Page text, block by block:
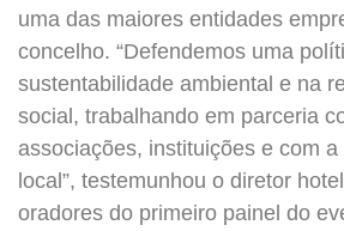
uma das maiores entidades
concelho. “Defendemos uma
sustentabilidade ambiental e na
social, trabalhando em parceria
associações, instituições e com
local”, testemunhou o diretor
oradores do primeiro painel do